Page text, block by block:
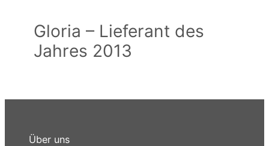
Gloria – Lieferant des
Jahres 2013
Über uns